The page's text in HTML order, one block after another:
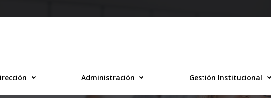
Administración Gestión Institucional